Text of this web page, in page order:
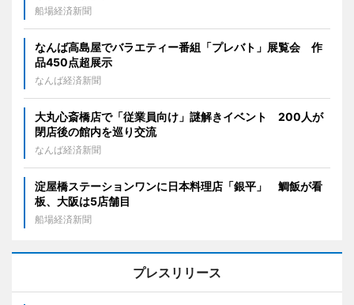
船場経済新聞
なんば高島屋でバラエティー番組「プレバト」展覧会 作
品450点超展示
なんば経済新聞
大丸心斎橋店で「従業員向け」謎解きイベント 200人が
閉店後の館内を巡り交流
なんば経済新聞
淀屋橋ステーションワンに日本料理店「銀平」 鯛飯が看
板、大阪は5店舗目
船場経済新聞
プレスリリース